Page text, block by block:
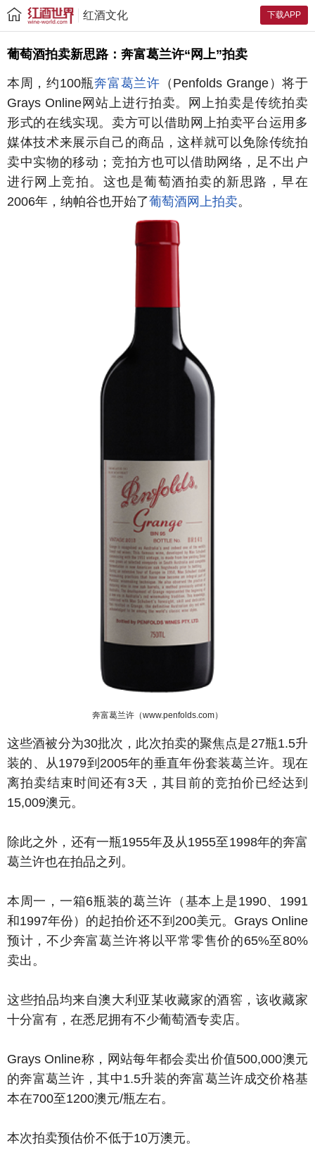
下载APP
红酒文化
葡萄酒拍卖新思路：奔富葛兰许“网上”拍卖
本周，约100瓶奔富葛兰许 （Penfolds Grange）将于
Grays Online网站上进行拍卖。网上拍卖是传统拍卖
形式的在线实现。卖方可以借助网上拍卖平台运用多
媒体技术来展示自己的商品，这样就可以免除传统拍
卖中实物的移动；竞拍方也可以借助网络，足不出户
进行网上竞拍。这也是葡萄酒拍卖的新思路，早在
2006年，纳帕谷也开始了葡萄酒网上拍卖。
奔富葛兰许（www.penfolds.com）
这些酒被分为30批次，此次拍卖的聚焦点是27瓶1.5升
装的、从1979到2005年的垂直年份套装葛兰许。现在
离拍卖结束时间还有3天，其目前的竞拍价已经达到
15,009澳元。
除此之外，还有一瓶1955年及从1955至1998年的奔富
葛兰许也在拍品之列。
本周一，一箱6瓶装的葛兰许（基本上是1990、1991
和1997年份）的起拍价还不到200美元。Grays Online
预计，不少奔富葛兰许将以平常零售价的65%至80%
卖出。
这些拍品均来自澳大利亚某收藏家的酒窖，该收藏家
十分富有，在悉尼拥有不少葡萄酒专卖店。
Grays Online称，网站每年都会卖出价值500,000澳元
的奔富葛兰许，其中1.5升装的奔富葛兰许成交价格基
本在700至1200澳元/瓶左右。
本次拍卖预估价不低于10万澳元。